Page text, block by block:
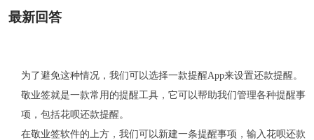
最新回答
为了避免这种情况，我们可以选择一款提醒App来设置还款提醒。
敬业签就是一款常用的提醒工具，它可以帮助我们管理各种提醒事
项，包括花呗还款提醒。
在敬业签软件的上方，我们可以新建一条提醒事项，输入花呗还款